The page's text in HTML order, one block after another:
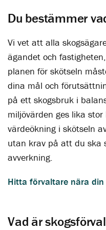
Du bestämmer
Vi vet att alla
ägandet och
planen för skötseln
dina mål och
på ett skogsbruk i
miljövärden ges lika
värdeökning i skötseln
utan krav på att du ska
avverkning.
Hitta förvaltare nära
Vad är